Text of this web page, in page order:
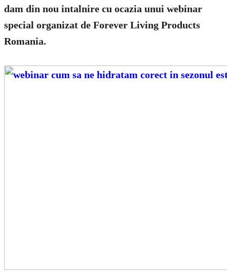
dam din nou intalnire cu ocazia unui webinar
special organizat de Forever Living Products
Romania.